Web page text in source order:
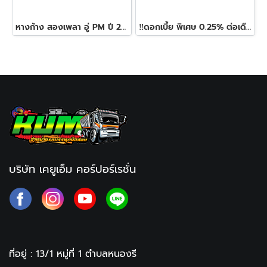
หางก้าง สองเพลา อู่ PM ปี 2547 ‼️ดอกเบี้ย พิเศษ 0.25% ต่อเดือน‼️ หางพื้นเรียบ สามเพลา อู่อุ่นหมั่นกิจทรัค ปี 2564
บริษัท เคยูเอ็ม คอร์ปอร์เรชั่น
ที่อยู่ : 13/1 หมู่ที่ 1 ตำบลหนองรี